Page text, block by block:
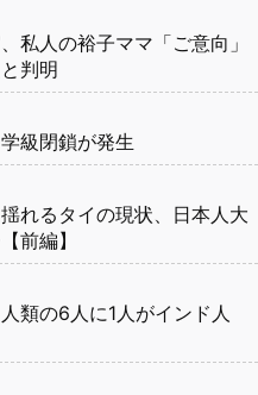
私人の裕子ママ「ご意向」
判明
級閉鎖が発生
れるタイの現状、日本人大
前編】
類の6人に1人がインド人